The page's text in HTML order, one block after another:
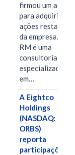
firmou um
para adquirir as
ações restantes
da empresa. A S-
RM é uma
consultoria
especializada
em…
A Eightco
Holdings
(NASDAQ:
ORBS)
reporta
participações